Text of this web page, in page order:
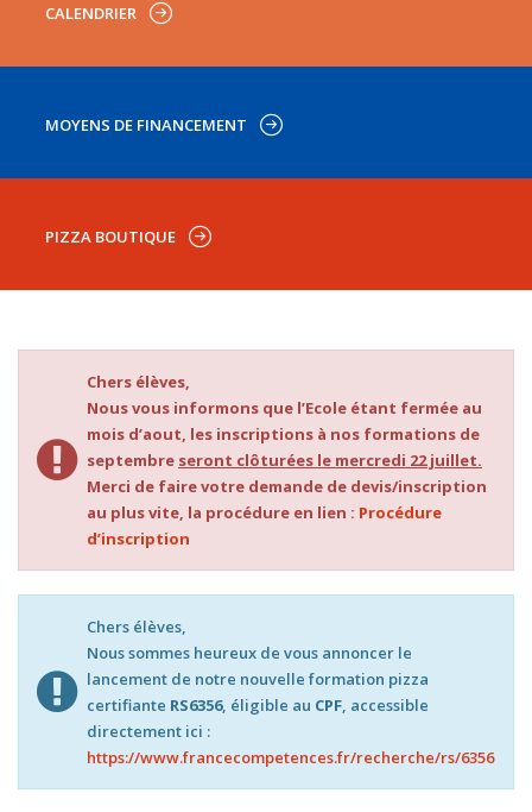
CALENDRIER
MOYENS DE FINANCEMENT
PIZZA BOUTIQUE
Chers élèves,
Nous vous informons que l’Ecole étant fermée au
mois d’aout, les inscriptions à nos formations de
septembre seront clôturées le mercredi 22 juillet.
Merci de faire votre demande de devis/inscription
au plus vite, la procédure en lien : Procédure
d’inscription
Chers élèves,
Nous sommes heureux de vous annoncer le
lancement de notre nouvelle formation pizza
certifiante RS6356, éligible au CPF, accessible
directement ici :
https://www.francecompetences.fr/recherche/rs/6356